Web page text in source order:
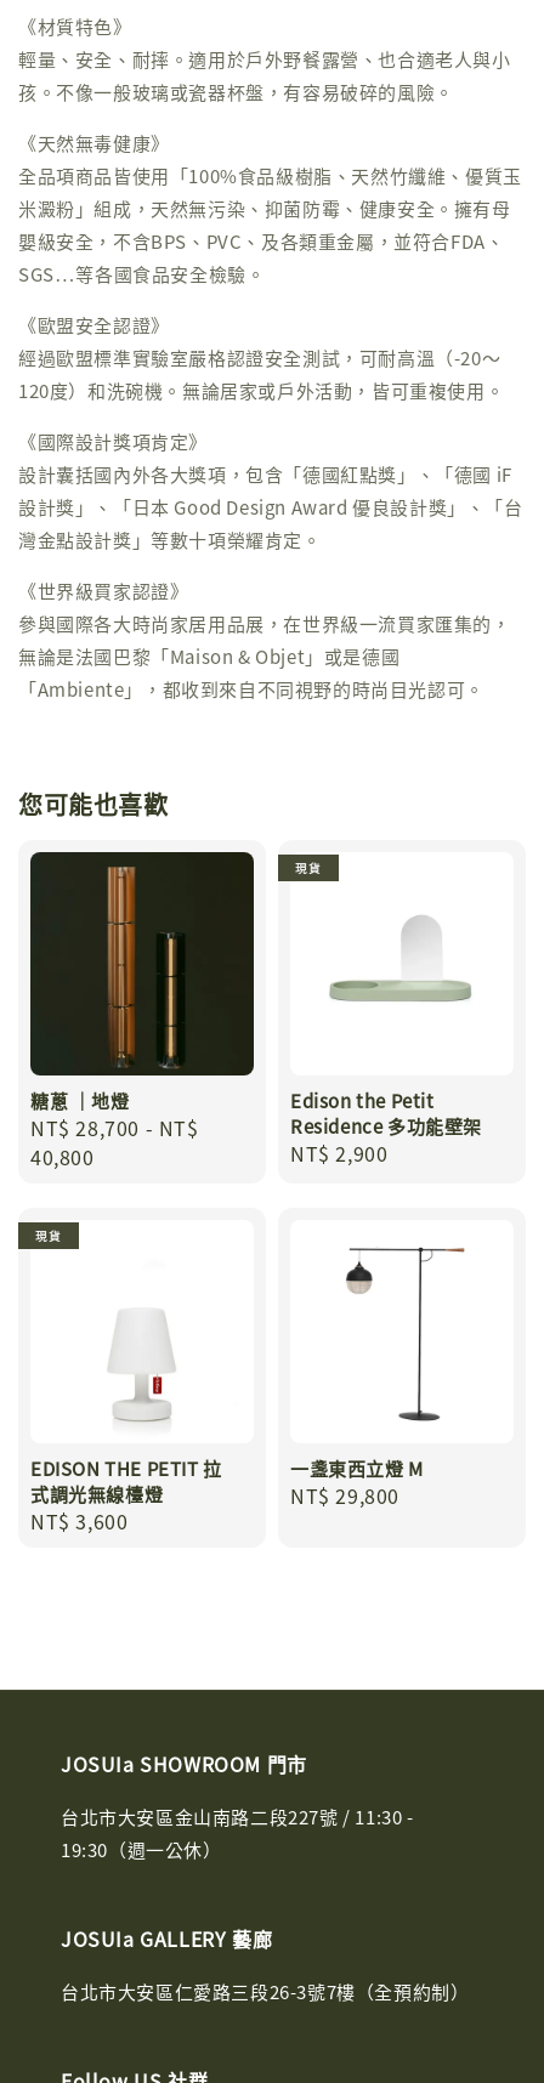
《材質特色》
輕量、安全、耐摔。適用於戶外野餐露營、也合適老人與小
孩。不像一般玻璃或瓷器杯盤，有容易破碎的風險。
《天然無毒健康》
全品項商品皆使用「100%食品級樹脂、天然竹纖維、優質玉
米澱粉」組成，天然無污染、抑菌防霉、健康安全。擁有母
嬰級安全，不含BPS、PVC、及各類重金屬，並符合FDA、
SGS⋯等各國食品安全檢驗。
《歐盟安全認證》
經過歐盟標準實驗室嚴格認證安全測試，可耐高溫（-20～
120度）和洗碗機。無論居家或戶外活動，皆可重複使用。
《國際設計獎項肯定》
設計囊括國內外各大獎項，包含「德國紅點獎」、「德國 iF
設計獎」、「日本 Good Design Award 優良設計獎」、「台
灣金點設計獎」等數十項榮耀肯定。
《世界級買家認證》
參與國際各大時尚家居用品展，在世界級一流買家匯集的，
無論是法國巴黎「Maison & Objet」或是德國
「Ambiente」，都收到來自不同視野的時尚目光認可。
您可能也喜歡
糖蔥 ｜地燈
Regular
price
NT$ 28,700 - NT$
40,800
現貨
Edison the Petit
Residence 多功能壁架
Regular
NT$ 2,900
現貨
EDISON THE PETIT 拉
式調光無線檯燈
Regular
NT$ 3,600
一盞東西立燈 M
Regular
NT$ 29,800
JOSUIa SHOWROOM 門市
台北市大安區金山南路二段227號 / 11:30 -
19:30（週一公休）
JOSUIa GALLERY 藝廊
台北市大安區仁愛路三段26-3號7樓（全預約制）